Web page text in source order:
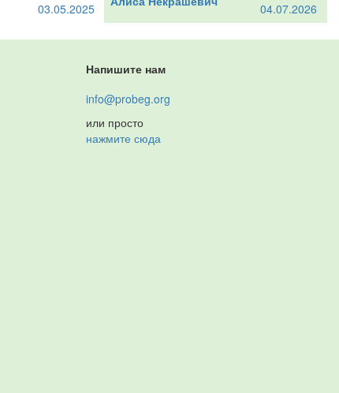
03.05.2025
04.07.2026
Напишите нам
info@probeg.org
или просто
нажмите сюда